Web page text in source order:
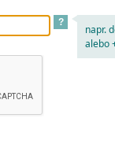
?
napr.
alebo